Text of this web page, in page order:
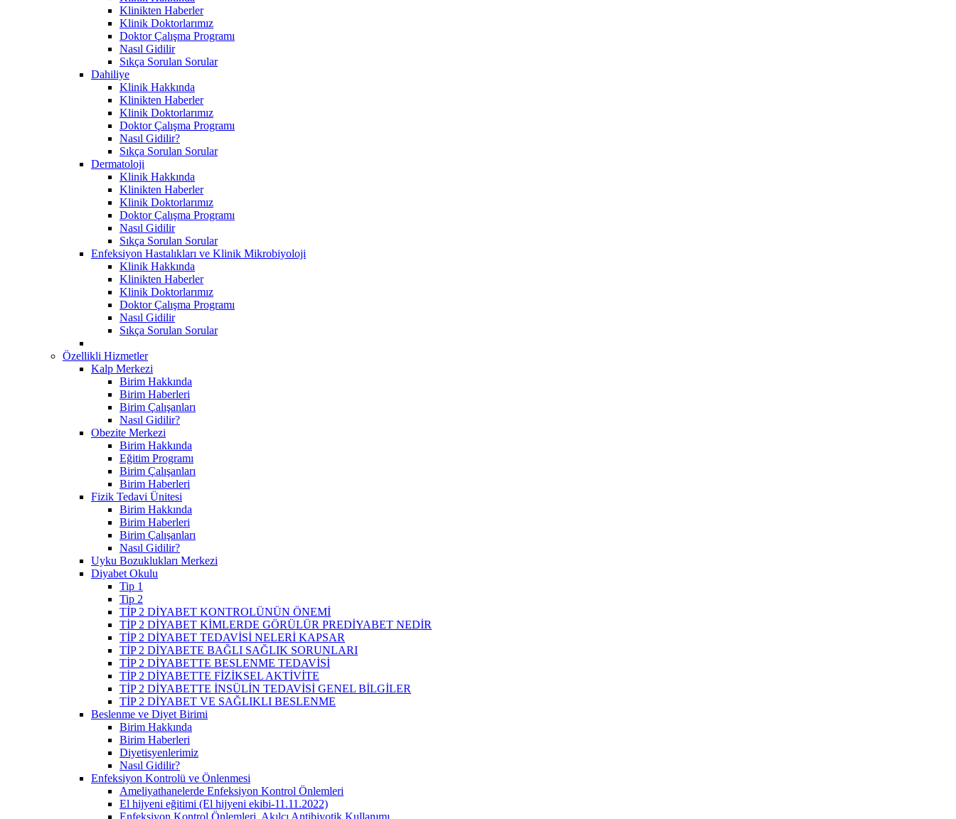
Klinikten Haberler
Klinik Doktorlarımız
Doktor Çalışma Programı
Nasıl Gidilir
Sıkça Sorulan Sorular
Dahiliye
Klinik Hakkında
Klinikten Haberler
Klinik Doktorlarımız
Doktor Çalışma Programı
Nasıl Gidilir?
Sıkça Sorulan Sorular
Dermatoloji
Klinik Hakkında
Klinikten Haberler
Klinik Doktorlarımız
Doktor Çalışma Programı
Nasıl Gidilir
Sıkça Sorulan Sorular
Enfeksiyon Hastalıkları ve Klinik Mikrobiyoloji
Klinik Hakkında
Klinikten Haberler
Klinik Doktorlarımız
Doktor Çalışma Programı
Nasıl Gidilir
Sıkça Sorulan Sorular
Özellikli Hizmetler
Kalp Merkezi
Birim Hakkında
Birim Haberleri
Birim Çalışanları
Nasıl Gidilir?
Obezite Merkezi
Birim Hakkında
Eğitim Programı
Birim Çalışanları
Birim Haberleri
Fizik Tedavi Ünitesi
Birim Hakkında
Birim Haberleri
Birim Çalışanları
Nasıl Gidilir?
Uyku Bozuklukları Merkezi
Diyabet Okulu
Tip 1
Tip 2
TİP 2 DİYABET KONTROLÜNÜN ÖNEMİ
TİP 2 DİYABET KİMLERDE GÖRÜLÜR PREDİYABET NEDİR
TİP 2 DİYABET TEDAVİSİ NELERİ KAPSAR
TİP 2 DİYABETE BAĞLI SAĞLIK SORUNLARI
TİP 2 DİYABETTE BESLENME TEDAVİSİ
TİP 2 DİYABETTE FİZİKSEL AKTİVİTE
TİP 2 DİYABETTE İNSÜLİN TEDAVİSİ GENEL BİLGİLER
TİP 2 DİYABET VE SAĞLIKLI BESLENME
Beslenme ve Diyet Birimi
Birim Hakkında
Birim Haberleri
Diyetisyenlerimiz
Nasıl Gidilir?
Enfeksiyon Kontrolü ve Önlenmesi
Ameliyathanelerde Enfeksiyon Kontrol Önlemleri
El hijyeni eğitimi (El hijyeni ekibi-11.11.2022)
Enfeksiyon Kontrol Önlemleri, Akılcı Antibiyotik Kullanımı